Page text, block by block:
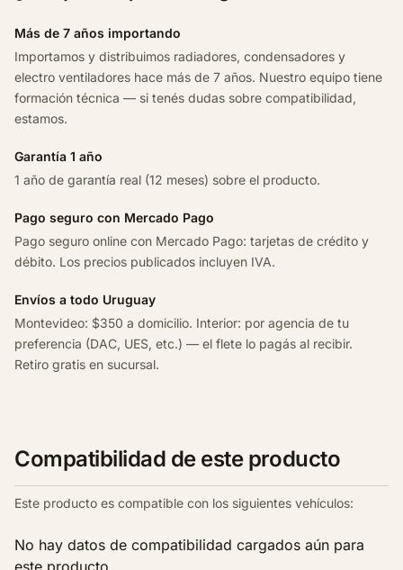
2
0
1
2
a
n
i
d
a
Más de 7 años importando
Importamos y distribuimos radiadores, condensadores y
electro ventiladores hace más de 7 años. Nuestro equipo tiene
formación técnica — si tenés dudas sobre compatibilidad,
estamos.
Garantía 1 año
1 año de garantía real (12 meses) sobre el producto.
Pago seguro con Mercado Pago
Pago seguro online con Mercado Pago: tarjetas de crédito y
débito. Los precios publicados incluyen IVA.
Envíos a todo Uruguay
Montevideo: $350 a domicilio. Interior: por agencia de tu
preferencia (DAC, UES, etc.) — el flete lo pagás al recibir.
Retiro gratis en sucursal.
Compatibilidad de este producto
Este producto es compatible con los siguientes vehículos:
No hay datos de compatibilidad cargados aún para